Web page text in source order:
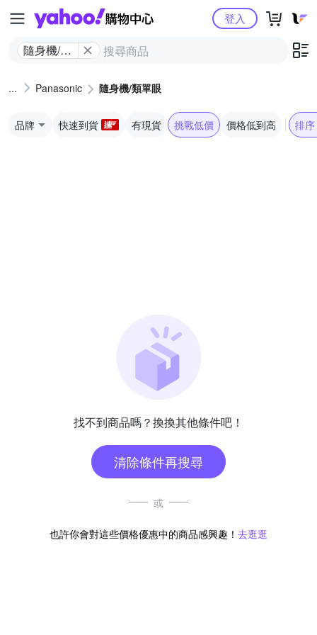
Yahoo購物中心
隨身機/類
登入
Panasonic 隨身機/類單眼
品牌 快速到貨 有現貨 挑戰低價 價格低到高 排序
找不到商品嗎？換換其他條件吧！
清除條件再搜尋
或
也許你會對這些價格優惠中的商品感興趣！ 去逛逛